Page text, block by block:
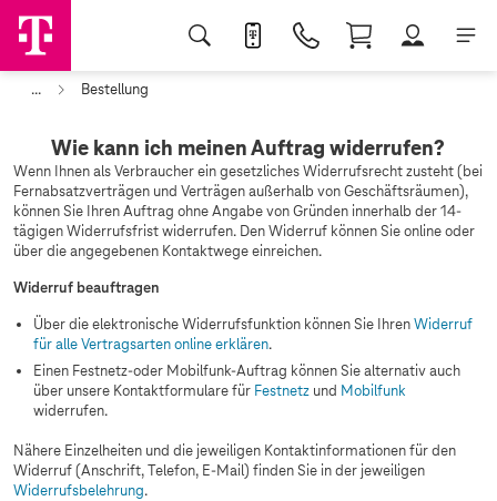
... Bestellung
Wie kann ich meinen Auftrag widerrufen?
Wenn Ihnen als Verbraucher ein gesetzliches Widerrufsrecht zusteht (bei
Fernabsatzverträgen und Verträgen außerhalb von Geschäftsräumen),
können Sie Ihren Auftrag ohne Angabe von Gründen innerhalb der 14-
tägigen Widerrufsfrist widerrufen. Den Widerruf können Sie online oder
über die angegebenen Kontaktwege einreichen.
Widerruf beauftragen
Über die elektronische Widerrufsfunktion können Sie IhrenWiderruf
für alle Vertragsarten online erklären.
Einen Festnetz-oder Mobilfunk-Auftrag können Sie alternativ auch
über unsere Kontaktformulare für Festnetz und Mobilfunk
widerrufen.
Nähere Einzelheiten und die jeweiligen Kontaktinformationen für den
Widerruf (Anschrift, Telefon, E-Mail) finden Sie in der jeweiligen
Widerrufsbelehrung.